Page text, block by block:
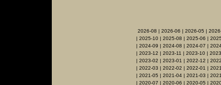
2026-08 | 2026-06 | 2026-05 |
| 2025-10| 2025-08 | 2025-06 |
| 2024-09 | 2024-08 | 2024-07 |
| 2023-12 | 2023-11 | 2023-10 |
| 2023-02 | 2023-01 | 2022-12 |
| 2022-03 | 2022-02 | 2022-01 |
| 2021-05 | 2021-04| 2021-03 |
| 2020-07 | 2020-06 | 2020-05 |